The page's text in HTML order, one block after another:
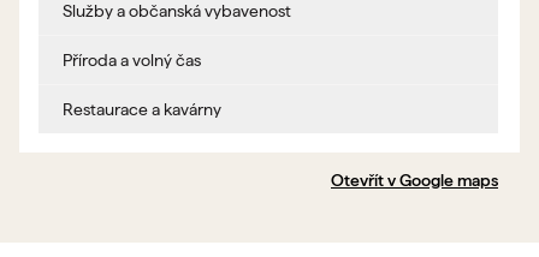
Služby a občanská vybavenost
Příroda a volný čas
Restaurace a kavárny
Otevřít v Google maps